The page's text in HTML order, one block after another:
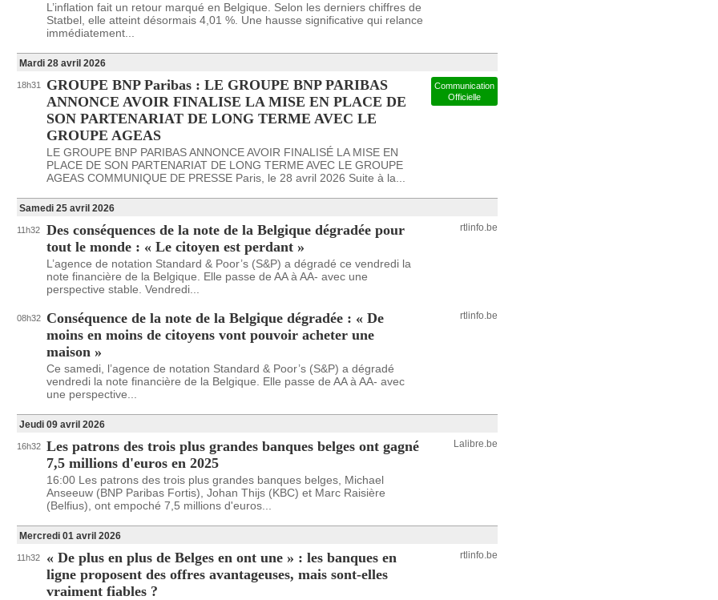
L’inflation fait un retour marqué en Belgique. Selon les derniers chiffres de
Statbel, elle atteint désormais 4,01 %. Une hausse significative qui relance
immédiatement...
Mardi 28 avril 2026
18h31
GROUPE BNP Paribas : LE GROUPE BNP PARIBAS
ANNONCE AVOIR FINALISE LA MISE EN PLACE DE
SON PARTENARIAT DE LONG TERME AVEC LE
GROUPE AGEAS
LE GROUPE BNP PARIBAS ANNONCE AVOIR FINALISÉ LA MISE EN
PLACE DE SON PARTENARIAT DE LONG TERME AVEC LE GROUPE
AGEAS COMMUNIQUE DE PRESSE Paris, le 28 avril 2026 Suite à la...
Communication
Officielle
Samedi 25 avril 2026
11h32
Des conséquences de la note de la Belgique dégradée pour
tout le monde : « Le citoyen est perdant »
L’agence de notation Standard & Poor’s (S&P) a dégradé ce vendredi la
note financière de la Belgique. Elle passe de AA à AA- avec une
perspective stable. Vendredi...
rtlinfo.be
08h32
Conséquence de la note de la Belgique dégradée : « De
moins en moins de citoyens vont pouvoir acheter une
maison »
Ce samedi, l’agence de notation Standard & Poor’s (S&P) a dégradé
vendredi la note financière de la Belgique. Elle passe de AA à AA- avec
une perspective...
rtlinfo.be
Jeudi 09 avril 2026
16h32 Les patrons des trois plus grandes banques belges ont gagné
7,5 millions d'euros en 2025
16:00 Les patrons des trois plus grandes banques belges, Michael
Anseeuw (BNP Paribas Fortis), Johan Thijs (KBC) et Marc Raisière
(Belfius), ont empoché 7,5 millions d'euros...
Lalibre.be
Mercredi 01 avril 2026
11h32
« De plus en plus de Belges en ont une » : les banques en
ligne proposent des offres avantageuses, mais sont-elles
vraiment fiables ?
rtlinfo.be